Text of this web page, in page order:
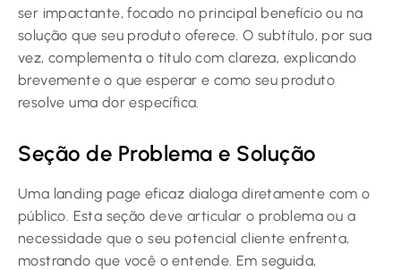
ser impactante, focado no principal benefício ou na
solução que seu produto oferece. O subtítulo, por sua
vez, complementa o título com clareza, explicando
brevemente o que esperar e como seu produto
resolve uma dor específica.
Seção de Problema e Solução
Uma landing page eficaz dialoga diretamente com o
público. Esta seção deve articular o problema ou a
necessidade que o seu potencial cliente enfrenta,
mostrando que você o entende. Em seguida,